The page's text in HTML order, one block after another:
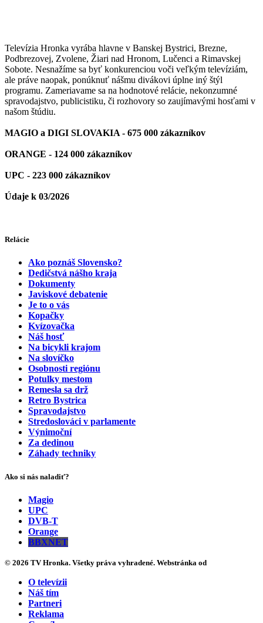
Televízia Hronka vyrába hlavne v Banskej Bystrici, Brezne,
Podbrezovej, Zvolene, Žiari nad Hronom, Lučenci a Rimavskej
Sobote. Nesnažíme sa byť konkurenciou voči veľkým televíziám,
ale práve naopak, ponúknuť nášmu divákovi úplne iný štýl
programu. Zameriavame sa na hodnotové relácie, nekonzumné
spravodajstvo, publicistiku, či rozhovory so zaujímavými hosťami v
našom štúdiu.
MAGIO a DIGI SLOVAKIA - 675 000 zákazníkov
ORANGE - 124 000 zákazníkov
UPC - 223 000 zákazníkov
Údaje k 03/2026
Relácie
Ako poznáš Slovensko?
Dedičstvá nášho kraja
Dokumenty
Javiskové debatenie
Je to o vás
Kopačky
Kvízovačka
Náš hosť
Na bicykli krajom
Na slovíčko
Osobnosti regiónu
Potulky mestom
Remesla sa drž
Retro Bystrica
Spravodajstvo
Stredoslováci v parlamente
Výnimoční
Za dedinou
Záhady techniky
Ako si nás naladiť?
Magio
UPC
DVB-T
Orange
BBXNET
© 2026 TV Hronka. Všetky práva vyhradené. Webstránka od
O televízii
Náš tím
Partneri
Reklama